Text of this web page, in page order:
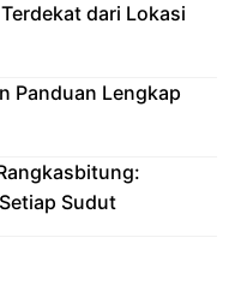
dari Lokasi
Panduan Lengkap
Sudut